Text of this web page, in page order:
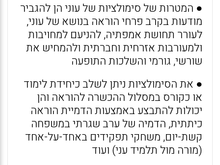
● המטרות של סימולציות של עוני הן להגביר
מודעות בקרב פרחי הוראה בנושא של עוני,
לעורר תחושת אמפתיה, להניעם למחויבות
ולמעורבות אזרחית וחברתית ולהמחיש את
שורשי, גורמי והשלכות התופעה
● את הסימולציות ניתן לשלב כיחידת לימוד
או כקורס במסלול ההכשרה להוראה והן
יכולות להתבצע באמצעות הדמיית הוראה
כיתתית, הדמיה של ערב שגרתי במשפחה
קשת-יום, משחקי תפקידים באחד-על-אחד
(מורה מול תלמיד עני) ועוד